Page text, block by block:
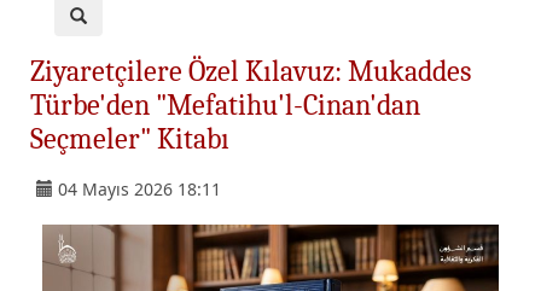
Ziyaretçilere Özel Kılavuz: Mukaddes
Türbe'den "Mefatihu'l-Cinan'dan
Seçmeler" Kitabı
04 Mayıs 2026 18:11